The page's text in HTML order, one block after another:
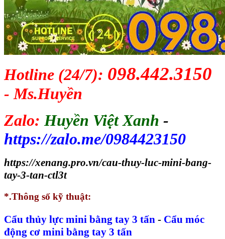
Hotline (24/7): 098.442.3150
- Ms.Huyền
Zalo: Huyền Việt Xanh -
https://zalo.me/0984423150
https://xenang.pro.vn/cau-thuy-luc-mini-bang-
tay-3-tan-ctl3t
*.Thông số kỹ thuật:
Cẩu thủy lực mini bằng tay 3 tấn - Cẩu móc
động cơ mini bằng tay 3 tấn